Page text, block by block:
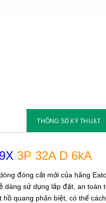
THÔNG SỐ KỸ THUẬT
3P 32A D 6kA
đóng cắt mới của hãng
dàng sử dụng lắp đặt, an toàn
hồ quang phân biệt, có thể